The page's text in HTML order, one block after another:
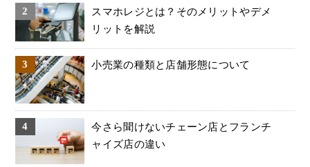
スマホレジとは？そのメリットやデメ
リットを解説
小売業の種類と店舗形態について
今さら聞けないチェーン店とフランチ
ャイズ店の違い